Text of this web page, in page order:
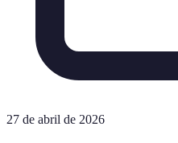
27 de abril de 2026